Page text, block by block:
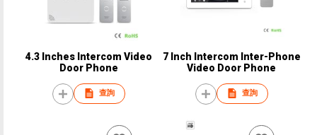
4.3 Inches Intercom Video
Door Phone
查詢
7 Inch Intercom Inter-Phone
Video Door Phone
查詢